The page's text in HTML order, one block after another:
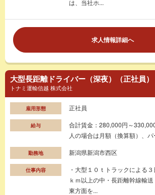
は、当社ホ...
求人情報詳細へ
大型長距離ドライバー（深夜）（正社員）
トナミ運輸信越 株式会社
雇用形態 正社員
給与
合計賃金：280,000円～
人の場合は月額（換算額）、
勤務地 新潟県新潟市西区
仕事内容
・大型１０ｔトラックによる
ｋｍ以上の中・長距離幹線輸
東方面を...